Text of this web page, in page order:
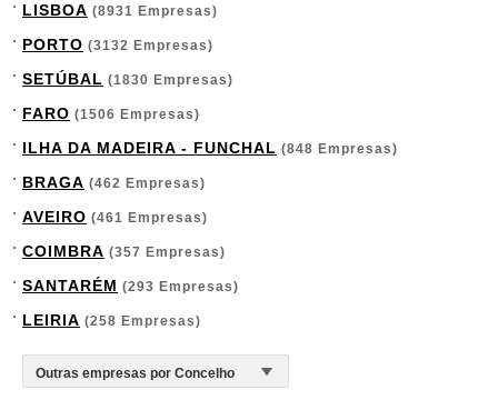
LISBOA (8931 Empresas)
PORTO (3132 Empresas)
SETÚBAL (1830 Empresas)
FARO (1506 Empresas)
ILHA DA MADEIRA - FUNCHAL (848 Empresas)
BRAGA (462 Empresas)
AVEIRO (461 Empresas)
COIMBRA (357 Empresas)
SANTARÉM (293 Empresas)
LEIRIA (258 Empresas)